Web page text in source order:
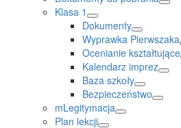
Klasa 1
Dokumenty
Wyprawka Pierwszaka
Ocenianie kształtujące
Kalendarz imprez
Baza szkoły
Bezpieczeństwo
mLegitymacja
Plan lekcji